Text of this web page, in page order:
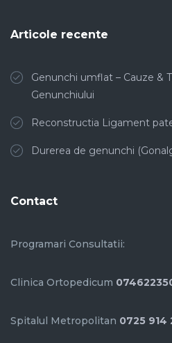
Articole recente
Genunchi umflat – Cauze &
Genunchiului
Reconstructia Ligament
Durerea de genunchi
Contact
Programari Consultatii:
Clinica Ortopedicum
Spitalul Metropolitan 0725 914